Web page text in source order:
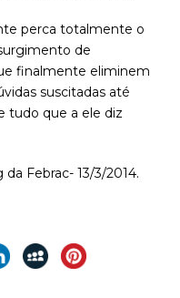
perca totalmente o
de
finalmente eliminem
suscitadas até
tudo que a ele diz
Febrac- 13/3/2014.